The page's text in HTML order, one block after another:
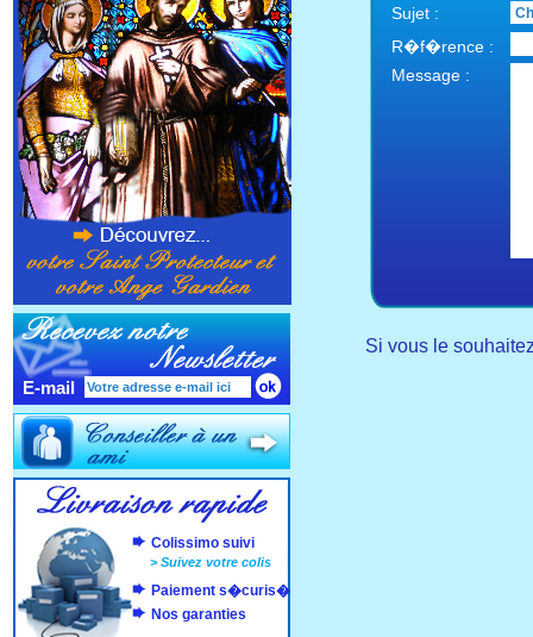
E-mail
Colissimo suivi
>Suivez votre colis
Paiement s�curis�
Nos garanties
Sujet :
R�f�rence :
Message :
Si vous le